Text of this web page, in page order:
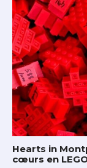
Hearts in
cœurs en